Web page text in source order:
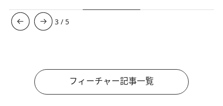
3 / 5
フィーチャー記事一覧